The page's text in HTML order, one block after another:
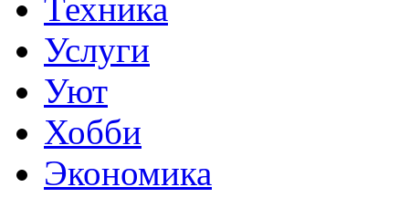
Техника
Услуги
Уют
Хобби
Экономика